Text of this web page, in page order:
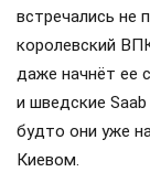
встречались не
королевский
даже начнёт ее
и шведские
будто они уже
Киевом.